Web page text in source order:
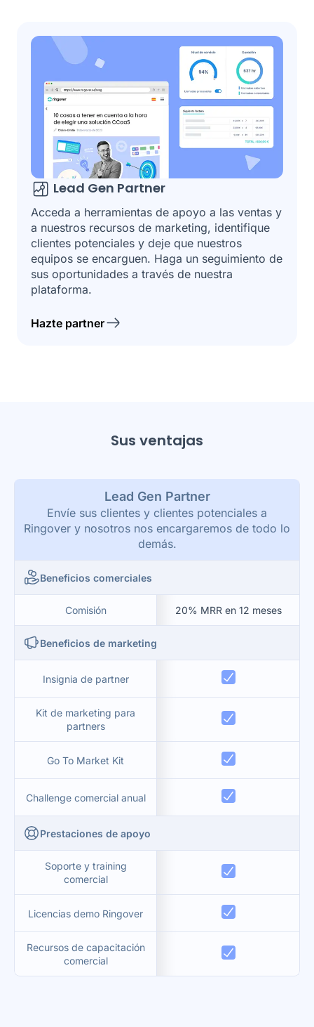
Lead Gen Partner
Acceda a herramientas de apoyo a las ventas y
a nuestros recursos de marketing, identifique
clientes potenciales y deje que nuestros
equipos se encarguen. Haga un seguimiento de
sus oportunidades a través de nuestra
plataforma.
Hazte partner
Sus ventajas
Lead Gen Partner
Envíe sus clientes y clientes potenciales a
Ringover y nosotros nos encargaremos de todo lo
demás.
Beneficios comerciales
Comisión 20% MRR en 12 meses
Beneficios de marketing
Insignia de partner
Kit de marketing para
partners
Go To Market Kit
Challenge comercial anual
Prestaciones de apoyo
Soporte y training
comercial
Licencias demo Ringover
Recursos de capacitación
comercial